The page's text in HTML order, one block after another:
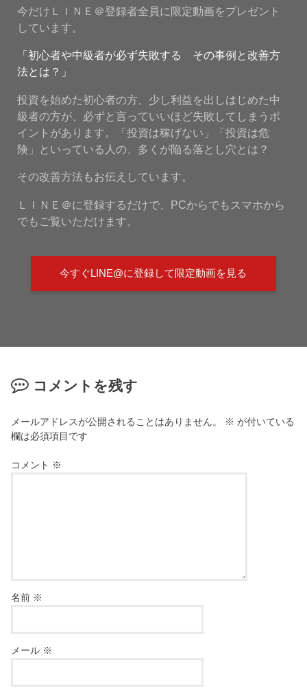
今だけＬＩＮＥ＠登録者全員に限定動画をプレゼント
しています。
「初心者や中級者が必ず失敗する その事例と改善方
法とは？」
投資を始めた初心者の方、少し利益を出しはじめた中
級者の方が、必ずと言っていいほど失敗してしまうポ
イントがあります。「投資は稼げない」「投資は危
険」といっている人の、多くが陥る落とし穴とは？
その改善方法もお伝えしています。
ＬＩＮＥ＠に登録するだけで、PCからでもスマホから
でもご覧いただけます。
今すぐLINE@に登録して限定動画を見る
コメントを残す
メールアドレスが公開されることはありません。 ※ が付いている
欄は必須項目です
コメント ※
名前 ※
メール ※